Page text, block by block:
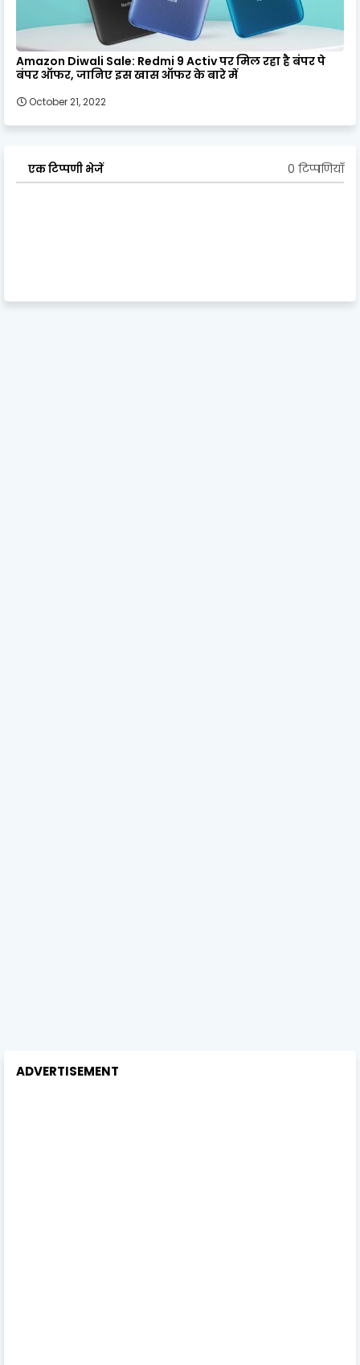
Amazon Diwali Sale: Redmi 9 Activ पर मिल रहा है बंपर पे
बंपर ऑफर, जानिए इस खास ऑफर के बारे में
October 21, 2022
एक टिप्पणी भेजें 0 टिप्पणियाँ
ADVERTISEMENT